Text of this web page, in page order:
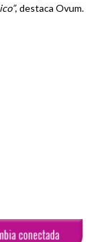
, destaca Ovum.